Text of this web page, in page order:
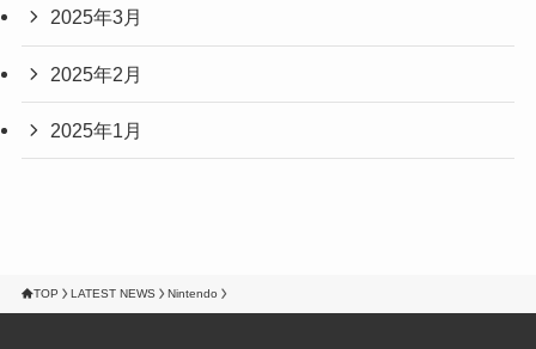
2025年3月
2025年2月
2025年1月
TOP LATEST NEWS Nintendo